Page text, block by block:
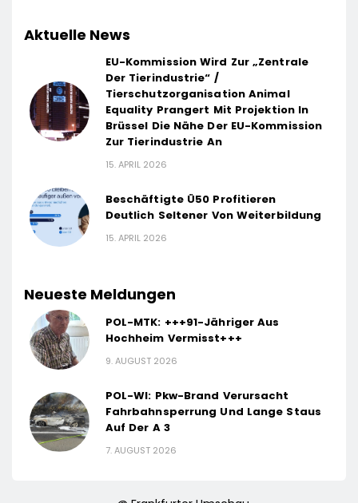
Aktuelle News
EU-Kommission Wird Zur „Zentrale
Der Tierindustrie“ /
Tierschutzorganisation Animal
Equality Prangert Mit Projektion In
Brüssel Die Nähe Der EU-Kommission
Zur Tierindustrie An
15. APRIL 2026
Beschäftigte Ü50 Profitieren
Deutlich Seltener Von Weiterbildung
15. APRIL 2026
Neueste Meldungen
POL-MTK: +++91-Jähriger Aus
Hochheim Vermisst+++
9. AUGUST 2026
POL-WI: Pkw-Brand Verursacht
Fahrbahnsperrung Und Lange Staus
Auf Der A 3
7. AUGUST 2026